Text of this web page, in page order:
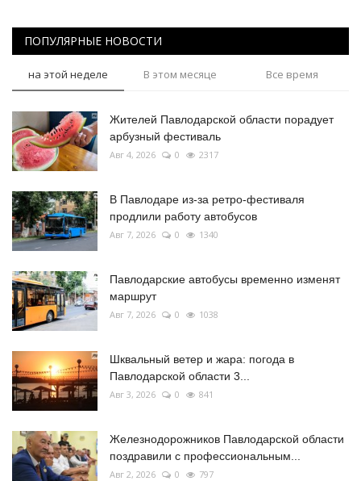
ПОПУЛЯРНЫЕ НОВОСТИ
на этой неделе В этом месяце Все время
Жителей Павлодарской области порадует
арбузный фестиваль
Авг 4, 2026 0 2317
В Павлодаре из-за ретро-фестиваля
продлили работу автобусов
Авг 7, 2026 0 1340
Павлодарские автобусы временно изменят
маршрут
Авг 7, 2026 0 1038
Шквальный ветер и жара: погода в
Павлодарской области 3...
Авг 3, 2026 0 841
Железнодорожников Павлодарской области
поздравили с профессиональным...
Авг 2, 2026 0 797